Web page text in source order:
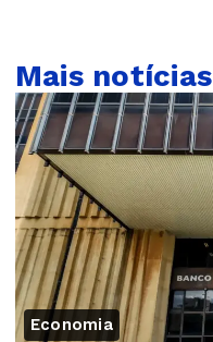
Mais notícias
Economia